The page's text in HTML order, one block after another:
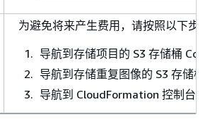
为避免将来产生费用，请按照以下步
导航到存储项目的 S3 存储桶
导航到存储重复图像的 S3 存储
导航到 CloudFormation 控制台